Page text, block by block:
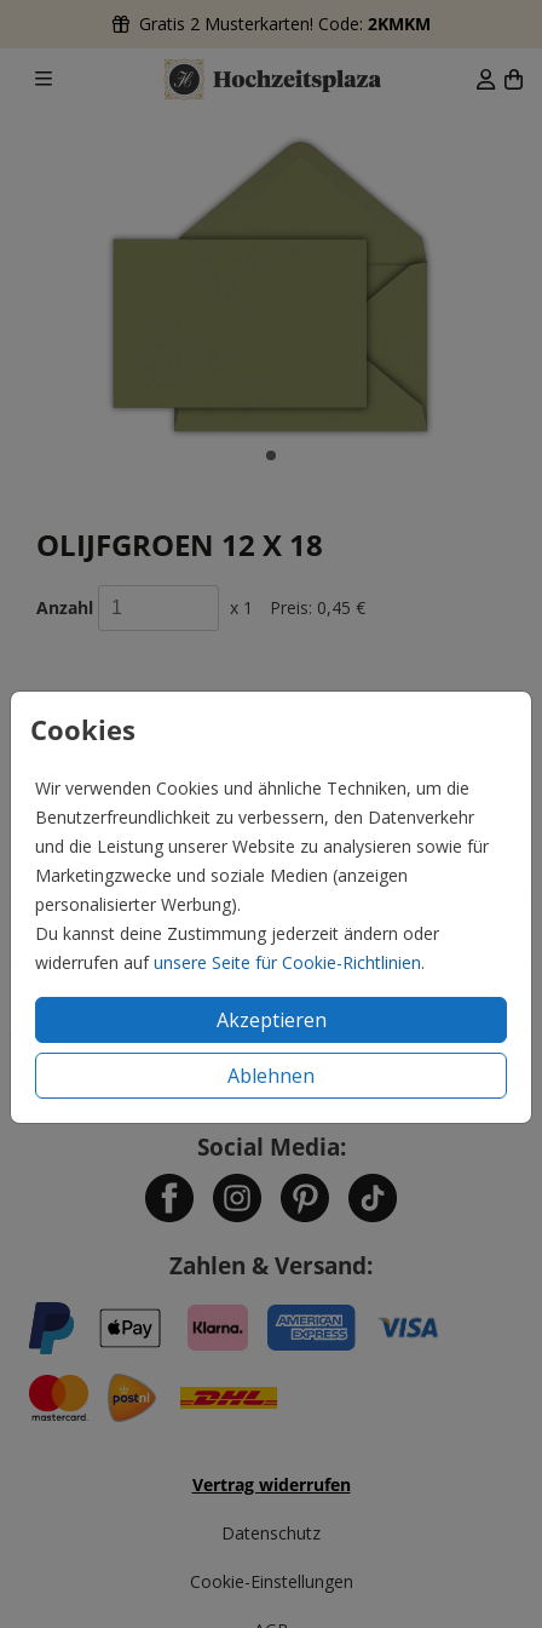
Gratis 2 Musterkarten! Code: 2KMKM
Cookies
Wir verwenden Cookies und ähnliche Techniken, um die
Benutzerfreundlichkeit zu verbessern, den Datenverkehr
und die Leistung unserer Website zu analysieren sowie für
Marketingzwecke und soziale Medien (anzeigen
personalisierter Werbung).
Du kannst deine Zustimmung jederzeit ändern oder
widerrufen aufunsere Seite für Cookie-Richtlinien.
Akzeptieren
Ablehnen
OLIJFGROEN 12 X 18
Anzahl x 1 Preis: 0,45 €
BESCHREIBUNG
Preis:0,45 € für 1
Hochzeit
Familie & Feiertage
Informationen
Social Media:
Zahlen & Versand:
Vertrag widerrufen
Datenschutz
Cookie-Einstellungen